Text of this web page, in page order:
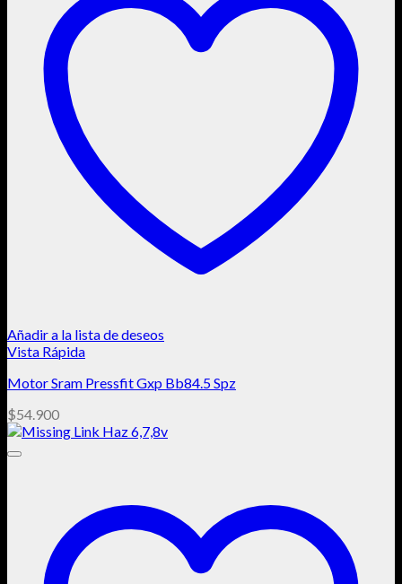
Añadir a la lista de deseos
Vista Rápida
Motor Sram Pressfit Gxp Bb84.5 Spz
$54.900